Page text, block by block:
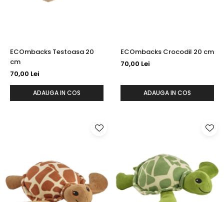
ECOmbacks Testoasa 20
cm
70,00 Lei
ADAUGA IN COS
ECOmbacks Crocodil 20 cm
70,00 Lei
ADAUGA IN COS